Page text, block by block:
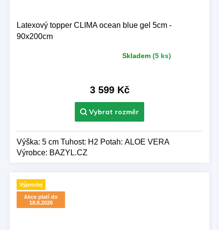
Latexový topper CLIMA ocean blue gel 5cm -
90x200cm
Skladem (5 ks)
3 599 Kč
Výška: 5 cm Tuhost: H2 Potah: ALOE VERA
Výrobce: BAZYL.CZ
Výprodej
Akce platí do
18.8.2026